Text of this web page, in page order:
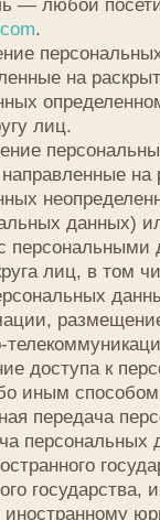
обращения
обработки
вправе
данных без
данных при
в Законе
состав и перечень
для обеспечения
предусмотренных
и принятыми
правовыми
Законом
другими
персональных данных
касающуюся
данных;
персональных
действующим
запросы субъектов
законных
с требованиями
орган по защите
данных по запросу
информацию в течение
запроса;